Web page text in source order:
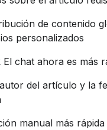
de contenido
personalizados
El chat ahora es más
del artículo y la
manual más